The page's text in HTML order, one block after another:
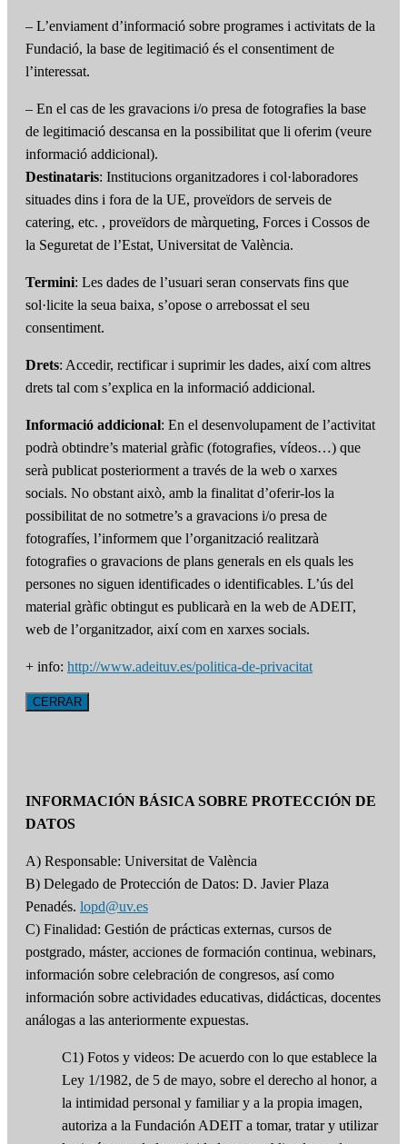
– L’enviament d’informació sobre programes i activitats de la
Fundació, la base de legitimació és el consentiment de
l’interessat.
– En el cas de les gravacions i/o presa de fotografies la base
de legitimació descansa en la possibilitat que li oferim (veure
informació addicional).
Destinataris: Institucions organitzadores i col·laboradores
situades dins i fora de la UE, proveïdors de serveis de
catering, etc. , proveïdors de màrqueting, Forces i Cossos de
la Seguretat de l’Estat, Universitat de València.
Termini: Les dades de l’usuari seran conservats fins que
sol·licite la seua baixa, s’opose o arrebossat el seu
consentiment.
Drets: Accedir, rectificar i suprimir les dades, així com altres
drets tal com s’explica en la informació addicional.
Informació addicional: En el desenvolupament de l’activitat
podrà obtindre’s material gràfic (fotografies, vídeos…) que
serà publicat posteriorment a través de la web o xarxes
socials. No obstant això, amb la finalitat d’oferir-los la
possibilitat de no sotmetre’s a gravacions i/o presa de
fotografíes, l’informem que l’organització realitzarà
fotografies o gravacions de plans generals en els quals les
persones no siguen identificades o identificables. L’ús del
material gràfic obtingut es publicarà en la web de ADEIT,
web de l’organitzador, així com en xarxes socials.
+ info: http://www.adeituv.es/politica-de-privacitat
CERRAR
INFORMACIÓN BÁSICA SOBRE PROTECCIÓN DE
DATOS
A) Responsable: Universitat de València
B) Delegado de Protección de Datos: D. Javier Plaza
Penadés. lopd@uv.es
C) Finalidad: Gestión de prácticas externas, cursos de
postgrado, máster, acciones de formación continua, webinars,
información sobre celebración de congresos, así como
información sobre actividades educativas, didácticas, docentes
análogas a las anteriormente expuestas.
C1) Fotos y videos: De acuerdo con lo que establece la
Ley 1/1982, de 5 de mayo, sobre el derecho al honor, a
la intimidad personal y familiar y a la propia imagen,
autoriza a la Fundación ADEIT a tomar, tratar y utilizar